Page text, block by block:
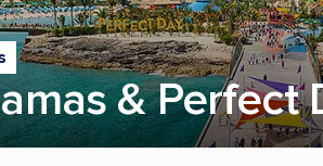
& Perfect